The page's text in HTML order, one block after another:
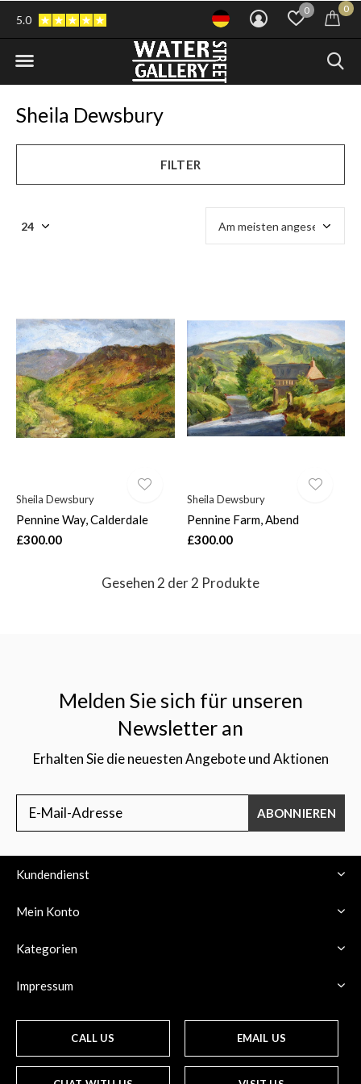
0 0
5.0
Sheila Dewsbury
FILTER
Sheila Dewsbury
Pennine Way, Calderdale
£300.00
Sheila Dewsbury
Pennine Farm, Abend
£300.00
Gesehen 2 der 2 Produkte
Melden Sie sich für unseren
Newsletter an
Erhalten Sie die neuesten Angebote und Aktionen
ABONNIEREN
Kundendienst
Mein Konto
Kategorien
Impressum
CALL US EMAIL US